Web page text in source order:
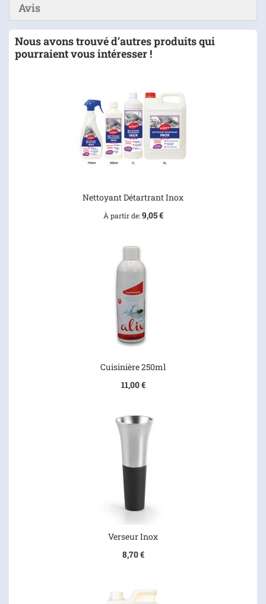
Avis
Nous avons trouvé d’autres produits qui
pourraient vous intéresser !
Nettoyant Détartrant Inox
À partir de 9,05 €
Cuisinière 250ml
11,00 €
Verseur Inox
8,70 €